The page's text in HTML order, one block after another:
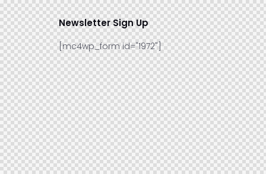
Newsletter Sign Up
[mc4wp_form id="1972"]